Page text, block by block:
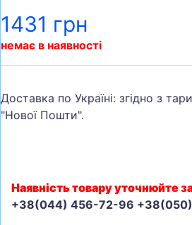
1431 грн
немає в наявності
Доставка по Україні: згідно з
"Нової Пошти".
Наявність товару уточнюйте
+38(044) 456-72-96